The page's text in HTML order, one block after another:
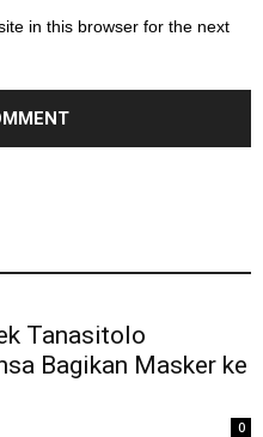
in this browser for the next
Tanasitolo
Bagikan Masker ke
0